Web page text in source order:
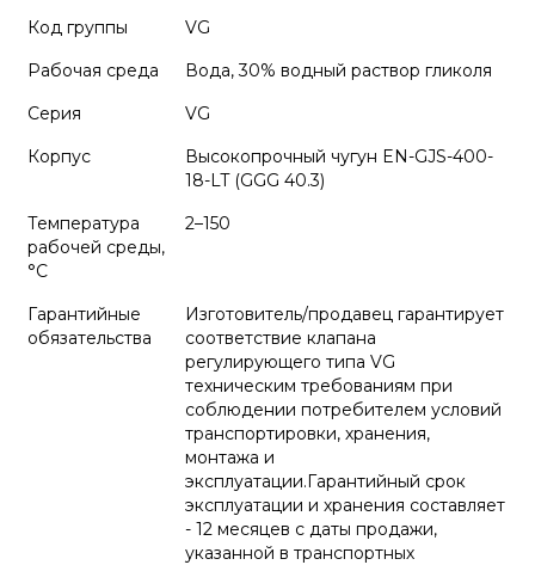
Код группы
VG
Рабочая среда
Вода, 30% водный раствор гликоля
Серия
VG
Корпус
Высокопрочный чугун EN-GJS-400-
18-LT (GGG 40.3)
Температура
рабочей среды,
°С
2–150
Гарантийные
обязательства
Изготовитель/продавец гарантирует
соответствие клапана
регулирующего типа VG
техническим требованиям при
соблюдении потребителем условий
транспортировки, хранения,
монтажа и
эксплуатации.Гарантийный срок
эксплуатации и хранения составляет
- 12 месяцев с даты продажи,
указанной в транспортных